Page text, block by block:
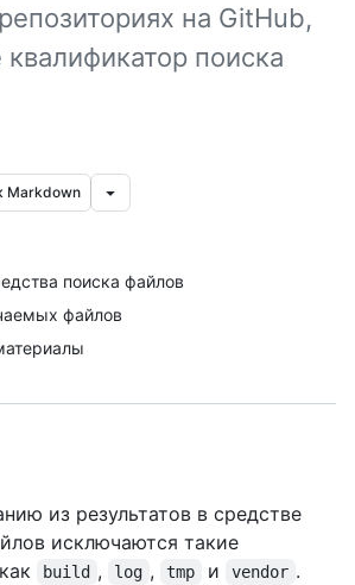
на GitHub,
квалификатор поиска
Markdown
поиска файлов
файлов
из результатов в средстве
исключаются такие
build , log , tmp и vendor .